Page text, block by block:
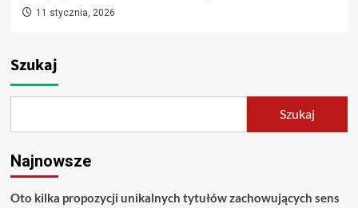
11 stycznia, 2026
Szukaj
Szukaj
Najnowsze
Oto kilka propozycji unikalnych tytułów zachowujących sens